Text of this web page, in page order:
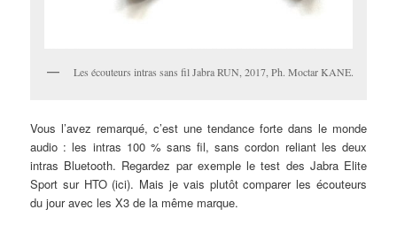
Les écouteurs intras sans fil Jabra RUN, 2017, Ph. Moctar KANE.
Vous l’avez remarqué, c’est une tendance forte dans le monde
audio : les intras 100 % sans fil, sans cordon reliant les deux
intras Bluetooth. Regardez par exemple le test des Jabra Elite
Sport sur HTO (ici). Mais je vais plutôt comparer les écouteurs
du jour avec les X3 de la même marque.